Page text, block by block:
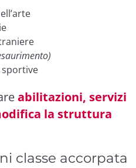
sportive
abilitazioni, servizi
la struttura
classe accorpata